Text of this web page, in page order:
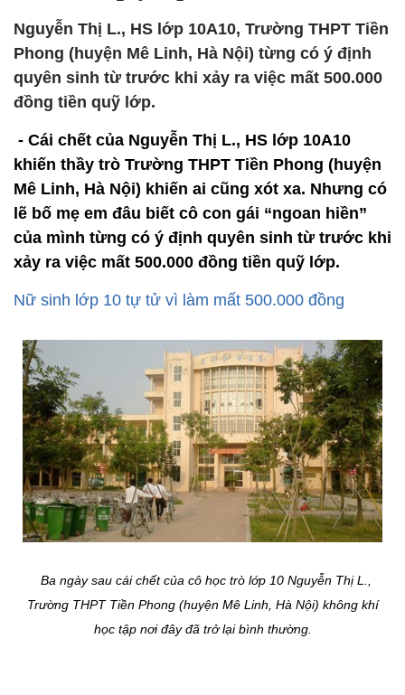
Nguyễn Thị L., HS lớp 10A10, Trường THPT Tiền
Phong (huyện Mê Linh, Hà Nội) từng có ý định
quyên sinh từ trước khi xảy ra việc mất 500.000
đồng tiền quỹ lớp.
- Cái chết của Nguyễn Thị L., HS lớp 10A10
khiến thầy trò Trường THPT Tiền Phong (huyện
Mê Linh, Hà Nội) khiến ai cũng xót xa. Nhưng có
lẽ bố mẹ em đâu biết cô con gái “ngoan hiền”
của mình từng có ý định quyên sinh từ trước khi
xảy ra việc mất 500.000 đồng tiền quỹ lớp.
Nữ sinh lớp 10 tự tử vì làm mất 500.000 đồng
Ba ngày sau cái chết của cô học trò lớp 10 Nguyễn Thị L.,
Trường THPT Tiền Phong (huyện Mê Linh, Hà Nội) không khí
học tập nơi đây đã trở lại bình thường.